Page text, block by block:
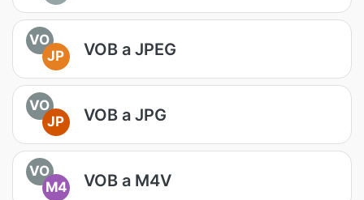
VO
JP
VOB a JPEG
VO
JP
VOB a JPG
VO
M4
VOB a M4V